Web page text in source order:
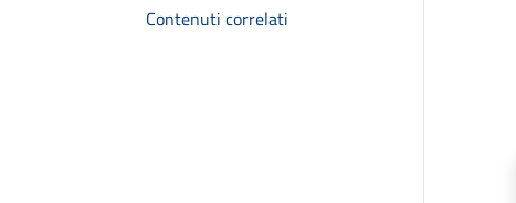
Contenuti correlati